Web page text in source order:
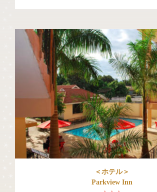
＜ホテル＞
Parkview Inn